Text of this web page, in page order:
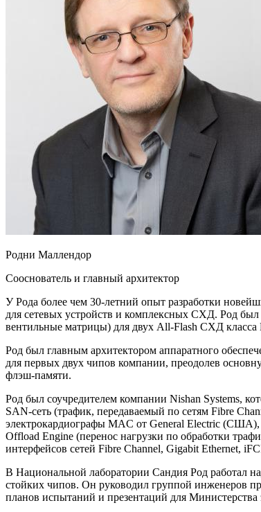
Родни Маллендор
Сооснователь и главный архитектор
У Рода более чем 30-летний опыт разработки
для сетевых устройств и комплексных СХД. Род
вентильные матрицы) для двух All-Flash СХД класса
Род был главным архитектором аппаратного
для первых двух чипов компании, преодолев
флэш-памяти.
Род был соучредителем компании Nishan Systems,
SAN-сеть (трафик, передаваемый по сетям Fibre
электрокардиографы MAC от General Electric (США),
Offload Engine (перенос нагрузки по обработки
интерфейсов сетей Fibre Channel, Gigabit Ethernet,
В Национальной лаборатории Сандия Род работал
стойких чипов. Он руководил группой инженеров
планов испытаний и презентаций для Министерства